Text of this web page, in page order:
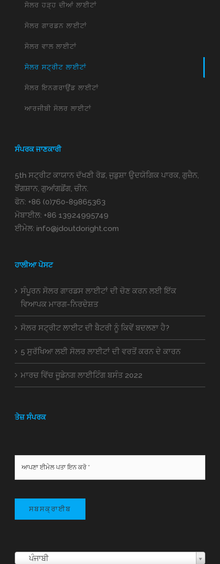
ਸੋਲਰ ਹੜ੍ਹ ਦੀਆਂ ਲਾਈਟਾਂ
ਸੋਲਰ ਗਾਰਡਨ ਲਾਈਟਾਂ
ਸੋਲਰ ਵਾਲ ਲਾਈਟਾਂ
ਸੋਲਰ ਸਟ੍ਰੀਟ ਲਾਈਟਾਂ
ਸੋਲਰ ਇਨਗਰਾਉਂਡ ਲਾਈਟਾਂ
ਆਰਜੀਬੀ ਸੋਲਰ ਲਾਈਟਾਂ
ਸੰਪਰਕ ਜਾਣਕਾਰੀ
5th ਸਟ੍ਰੀਟ ਕਾਯਾਨ ਦੱਖਣੀ ਰੋਡ, ਜੁਡੁਸ਼ਾ ਉਦਯੋਗਿਕ ਪਾਰਕ, ਗੁਜ਼ੈਨ,
ਝੋਂਗਸ਼ਾਨ, ਗੁਆਂਗਡੋਂਗ, ਚੀਨ.
ਫੋਨ: +86 (0)760-89865363
ਮੋਬਾਈਲ: +86 13924995749
ਈਮੇਲ: info@jdoutdoright.com
ਹਾਲੀਆ ਪੋਸਟ
ਸੰਪੂਰਨ ਸੋਲਰ ਗਾਰਡਸ ਲਾਈਟਾਂ ਦੀ ਚੋਣ ਕਰਨ ਲਈ ਇੱਕ
ਵਿਆਪਕ ਮਾਰਗ-ਨਿਰਦੇਸ਼ਤ
ਸੋਲਰ ਸਟ੍ਰੀਟ ਲਾਈਟ ਦੀ ਬੈਟਰੀ ਨੂੰ ਕਿਵੇਂ ਬਦਲਣਾ ਹੈ?
5 ਸੁਰੱਖਿਆ ਲਈ ਸੋਲਰ ਲਾਈਟਾਂ ਦੀ ਵਰਤੋਂ ਕਰਨ ਦੇ ਕਾਰਨ
ਮਾਰਚ ਵਿੱਚ ਜੂਡੇਨਗ ਲਾਈਟਿੰਗ ਬਸੰਤ 2022
ਤੇਜ਼ ਸੰਪਰਕ
ਸਬਸਕ੍ਰਾਈਬ
ਪੰਜਾਬੀ